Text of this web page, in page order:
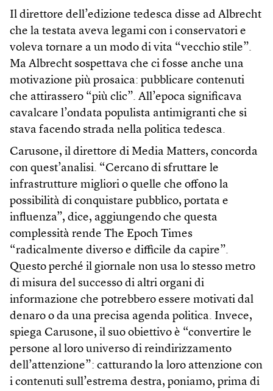
Il direttore dell’edizione tedesca disse ad Albrecht
che la testata aveva legami con i conservatori e
voleva tornare a un modo di vita “vecchio stile”.
Ma Albrecht sospettava che ci fosse anche una
motivazione più prosaica: pubblicare contenuti
che attirassero “più clic”. All’epoca significava
cavalcare l’ondata populista antimigranti che si
stava facendo strada nella politica tedesca.
Carusone, il direttore di Media Matters, concorda
con quest’analisi. “Cercano di sfruttare le
infrastrutture migliori o quelle che offono la
possibilità di conquistare pubblico, portata e
influenza”, dice, aggiungendo che questa
complessità rende The Epoch Times
“radicalmente diverso e difficile da capire”.
Questo perché il giornale non usa lo stesso metro
di misura del successo di altri organi di
informazione che potrebbero essere motivati dal
denaro o da una precisa agenda politica. Invece,
spiega Carusone, il suo obiettivo è “convertire le
persone al loro universo di reindirizzamento
dell’attenzione”: catturando la loro attenzione con
i contenuti sull’estrema destra, poniamo, prima di